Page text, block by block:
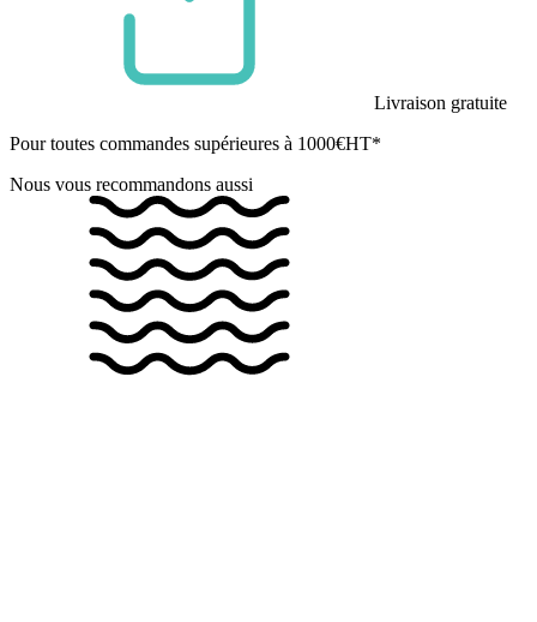
Livraison gratuite
Pour toutes commandes supérieures à 1000€HT*
Nous vous recommandons aussi